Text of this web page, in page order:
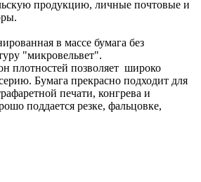
продукцию, личные почтовые и
в массе бумага без
"микровельвет".
плотностей позволяет широко
Бумага прекрасно подходит для
печати, конгрева и
поддается резке, фальцовке,